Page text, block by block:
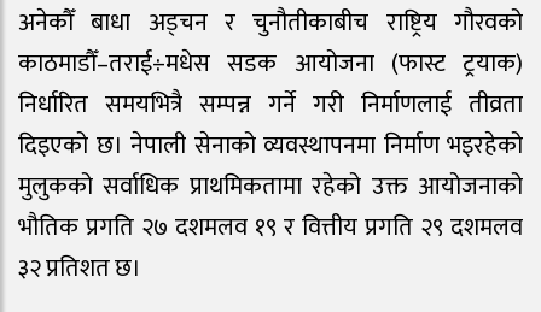
अनेकौँ बाधा अड्चन र चुनौतीकाबीच राष्ट्रिय गौरवको
काठमाडौँ–तराई÷मधेस सडक आयोजना (फास्ट ट्रयाक)
निर्धारित समयभित्रै सम्पन्न गर्ने गरी निर्माणलाई तीव्रता
दिइएको छ। नेपाली सेनाको व्यवस्थापनमा निर्माण भइरहेको
मुलुकको सर्वाधिक प्राथमिकतामा रहेको उक्त आयोजनाको
भौतिक प्रगति २७ दशमलव १९ र वित्तीय प्रगति २९ दशमलव
३२ प्रतिशत छ।